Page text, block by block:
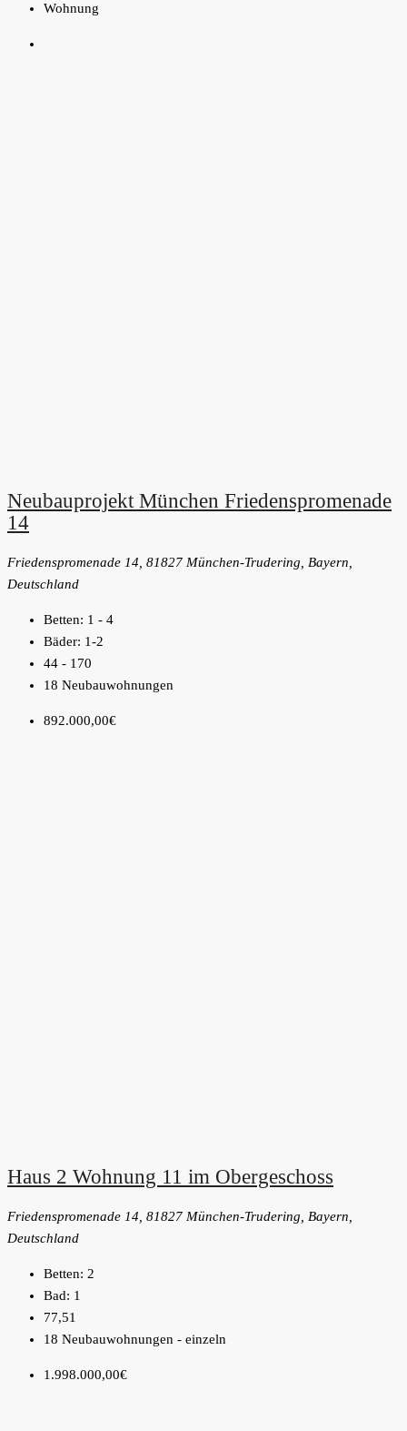
Wohnung
Neubauprojekt München Friedenspromenade
14
Friedenspromenade 14, 81827 München-Trudering, Bayern,
Deutschland
Betten: 1 - 4
Bäder: 1-2
44 - 170
18 Neubauwohnungen
892.000,00€
Haus 2 Wohnung 11 im Obergeschoss
Friedenspromenade 14, 81827 München-Trudering, Bayern,
Deutschland
Betten: 2
Bad: 1
77,51
18 Neubauwohnungen - einzeln
1.998.000,00€